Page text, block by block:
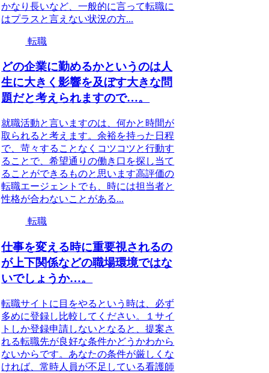
かなり長いなど、一般的に言って転職に
はプラスと言えない状況の方...
転職
どの企業に勤めるかというのは人
生に大きく影響を及ぼす大きな問
題だと考えられますので…。
就職活動と言いますのは、何かと時間が
取られると考えます。余裕を持った日程
で、苛々することなくコツコツと行動す
ることで、希望通りの働き口を探し当て
ることができるものと思います高評価の
転職エージェントでも、時には担当者と
性格が合わないことがある...
転職
仕事を変える時に重要視されるの
が上下関係などの職場環境ではな
いでしょうか…。
転職サイトに目をやるという時は、必ず
多めに登録し比較してください。１サイ
トしか登録申請しないとなると、提案さ
れる転職先が良好な条件かどうかわから
ないからです。あなたの条件が厳しくな
ければ、常時人員が不足している看護師